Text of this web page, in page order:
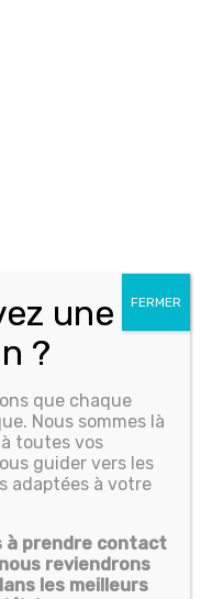
que chaque
Nous sommes là
toutes vos
guider vers les
adaptées à votre
à prendre contact
reviendrons
les meilleurs